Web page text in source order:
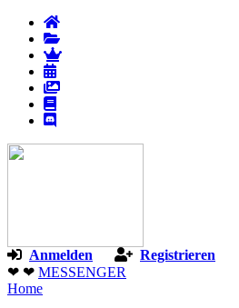
Anmelden
Registrieren
❤ ❤ MESSENGER
Home